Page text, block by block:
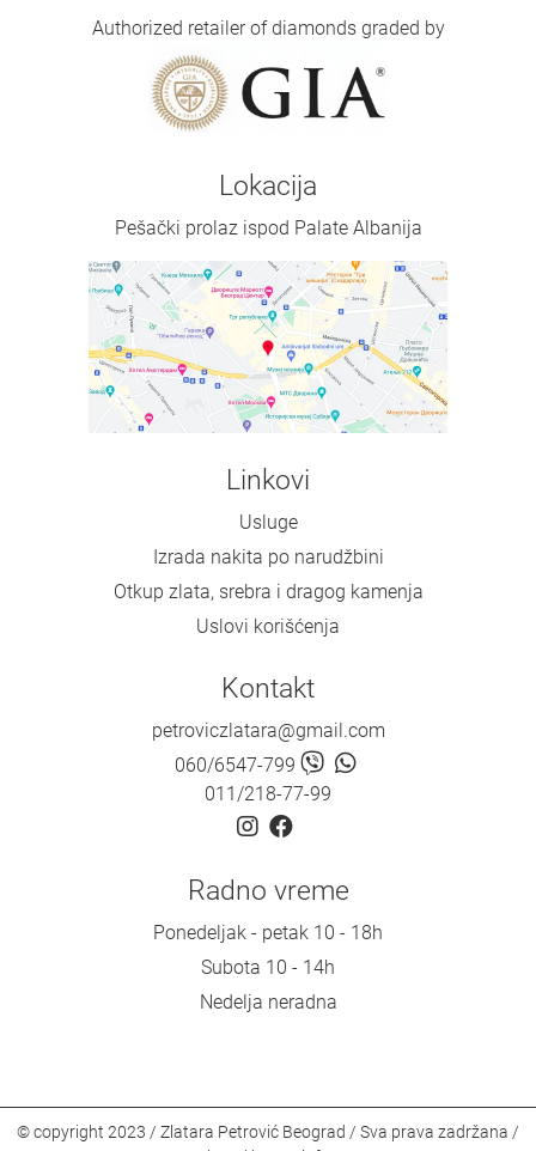
Authorized retailer of diamonds graded by
Lokacija
Pešački prolaz ispod Palate Albanija
Linkovi
Usluge
Izrada nakita po narudžbini
Otkup zlata, srebra i dragog kamenja
Uslovi korišćenja
Kontakt
petroviczlatara@gmail.com
060/6547-799
011/218-77-99
Radno vreme
Ponedeljak - petak 10 - 18h
Subota 10 - 14h
Nedelja neradna
© copyright 2023 / Zlatara Petrović Beograd / Sva prava zadržana /